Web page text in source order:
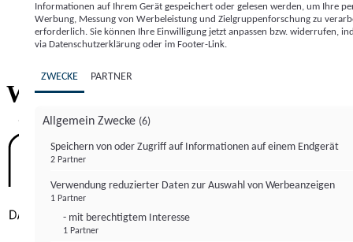
Institutional Money
ImpressumDatenschutzerklärung
Willkommen bei
Informationen auf Ihrem Gerät gespeichert oder gelesen werden, um Ihre
Werbung, Messung von Werbeleistung und Zielgruppenforschung zu
erforderlich. Sie können Ihre Einwilligung jetzt anpassen bzw. widerrufen,
via Datenschutzerklärung oder im Footer-Link.
ZWECKE PARTNER
Allgemein Zwecke (6)
Speichern von oder Zugriff auf Informationen auf einem Endgerät
2 Partner
Verwendung reduzierter Daten zur Auswahl von Werbeanzeigen
1 Partner
- mit berechtigtem Interesse
1 Partner